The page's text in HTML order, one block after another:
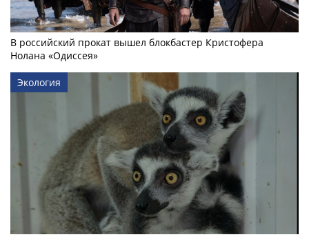
В российский прокат вышел блокбастер Кристофера
Нолана «Одиссея»
Экология